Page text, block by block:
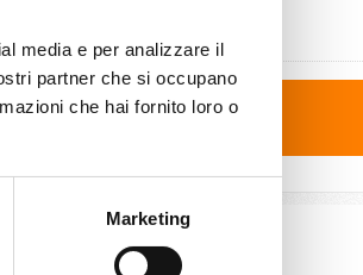
media e per analizzare il
partner che si occupano
che hai fornito loro o
Marketing